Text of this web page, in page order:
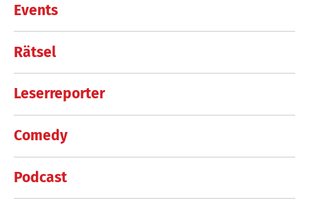
Events
Rätsel
Leserreporter
Comedy
Podcast